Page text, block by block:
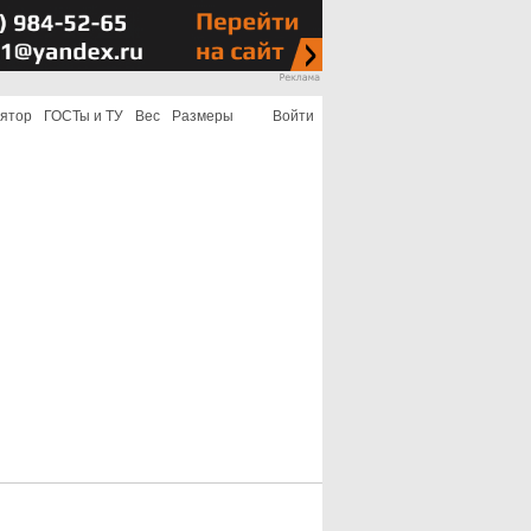
ГОСТы и ТУ Вес Размеры Войти